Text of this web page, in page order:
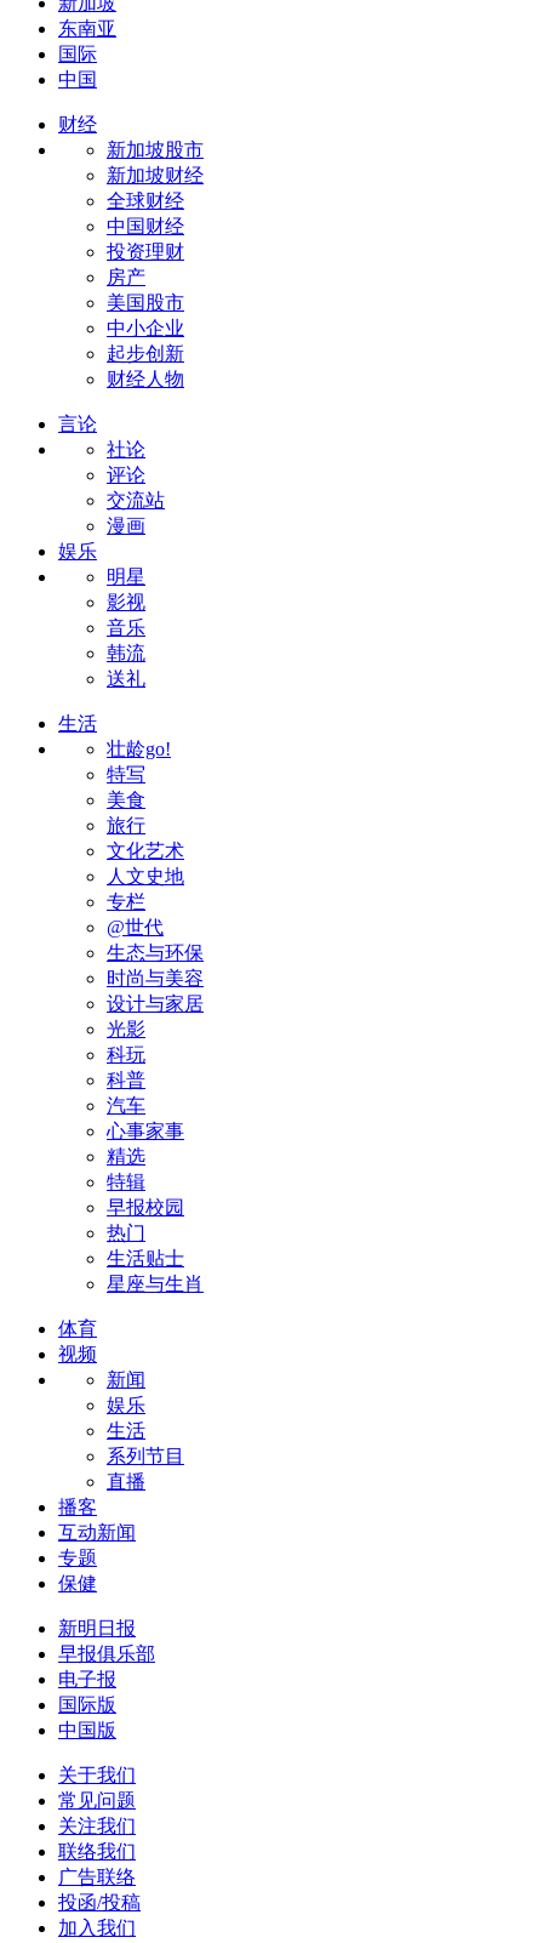
东南亚
国际
中国
财经
新加坡股市
新加坡财经
全球财经
中国财经
投资理财
房产
美国股市
中小企业
起步创新
财经人物
言论
社论
评论
交流站
漫画
娱乐
明星
影视
音乐
韩流
送礼
生活
壮龄go!
特写
美食
旅行
文化艺术
人文史地
专栏
@世代
生态与环保
时尚与美容
设计与家居
光影
科玩
科普
汽车
心事家事
精选
特辑
早报校园
热门
生活贴士
星座与生肖
体育
视频
新闻
娱乐
生活
系列节目
直播
播客
互动新闻
专题
保健
新明日报
早报俱乐部
电子报
国际版
中国版
关于我们
常见问题
关注我们
联络我们
广告联络
投函/投稿
加入我们